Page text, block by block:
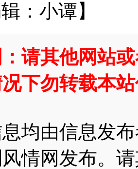
：小谭】
请其他网站
下勿转载本
息均由信息发
情网发布。